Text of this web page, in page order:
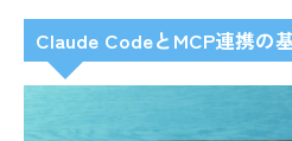
Claude CodeとMCP連携の